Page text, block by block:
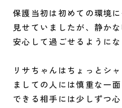
保護当初は初めての環境
見せていましたが、静か
安心して過ごせるようにな
リサちゃんはちょっとシ
ましての人には慎重な一
できる相手には少しずつ